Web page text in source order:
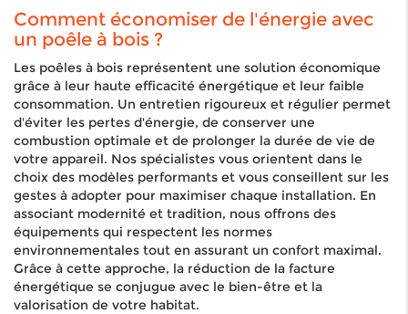
Comment économiser de l'énergie avec
un poêle à bois ?
Les poêles à bois représentent une solution économique
grâce à leur haute efficacité énergétique et leur faible
consommation. Un entretien rigoureux et régulier permet
d'éviter les pertes d'énergie, de conserver une
combustion optimale et de prolonger la durée de vie de
votre appareil. Nos spécialistes vous orientent dans le
choix des modèles performants et vous conseillent sur les
gestes à adopter pour maximiser chaque installation. En
associant modernité et tradition, nous offrons des
équipements qui respectent les normes
environnementales tout en assurant un confort maximal.
Grâce à cette approche, la réduction de la facture
énergétique se conjugue avec le bien-être et la
valorisation de votre habitat.